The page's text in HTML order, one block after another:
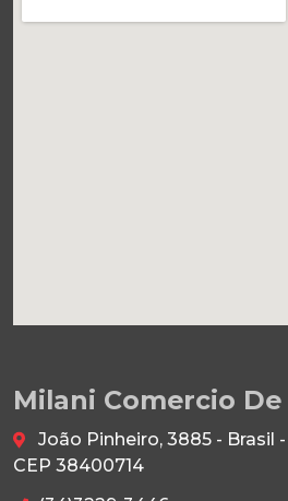
Milani Comercio De
João Pinheiro, 3885 - Brasil
CEP 38400714